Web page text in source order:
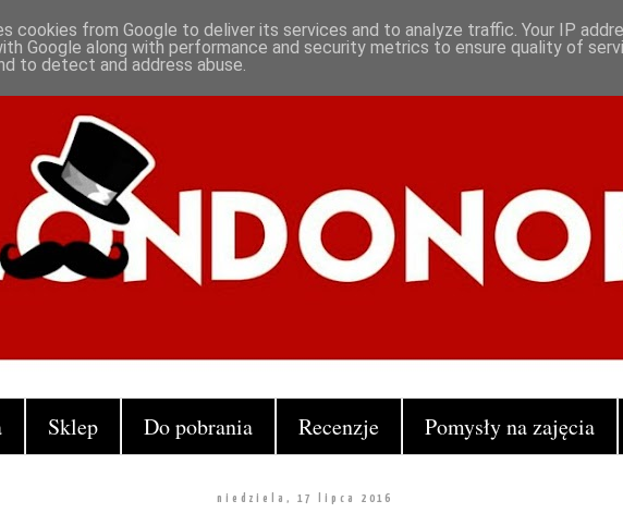
Sklep Do pobrania Recenzje Pomysły na zajęcia
niedziela, 17 lipca 2016
cookies from Google to deliver its services and to analyze traffic. Your IP
Google along with performance and security metrics to ensure quality of
to detect and address abuse.